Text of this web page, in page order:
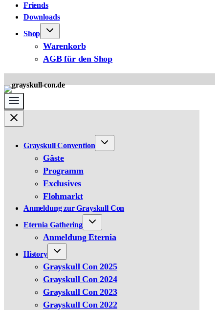
Friends
Downloads
Shop
Warenkorb
AGB für den Shop
Grayskull Convention
Gäste
Programm
Exclusives
Flohmarkt
Anmeldung zur Grayskull Con
Eternia Gathering
Anmeldung Eternia
History
Grayskull Con 2025
Grayskull Con 2024
Grayskull Con 2023
Grayskull Con 2022